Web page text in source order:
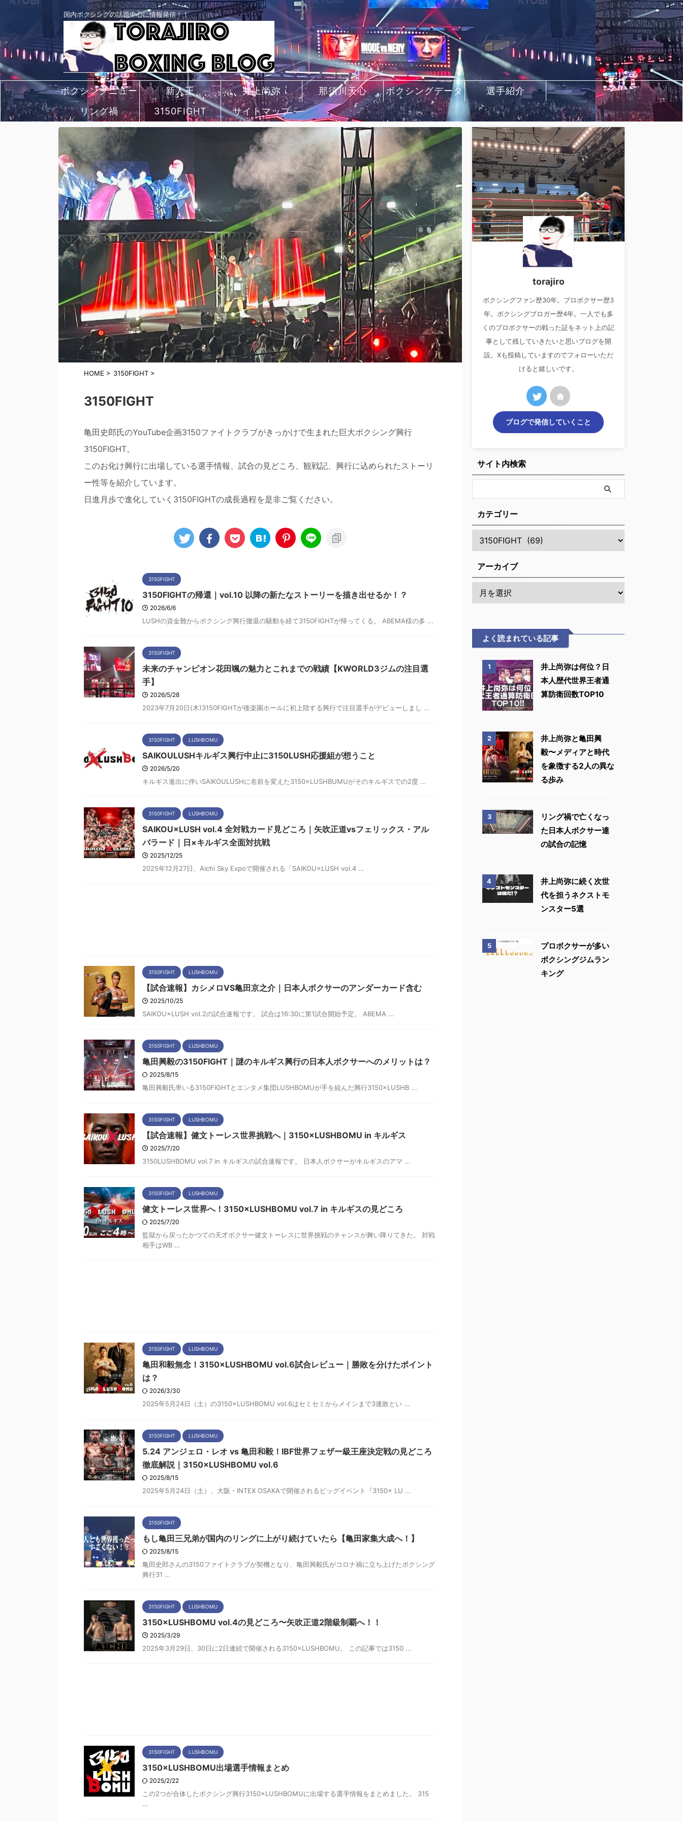
国内ボクシングの話題中心に情報発信！！
ボクシングニュー
ス
新人王 井上尚弥 那須川天心 ボクシングデータ
選手紹介
リング禍
3150FIGHT サイトマップ
HOME > 3150FIGHT >
3150FIGHT
亀田史郎氏のYouTube企画3150ファイトクラブがきっかけで生まれた巨大ボクシング興行
3150FIGHT。
このお化け興行に出場している選手情報、試合の見どころ、観戦記、興行に込められたストーリ
ー性等を紹介しています。
日進月歩で進化していく3150FIGHTの成長過程を是非ご覧ください。
3150FIGHT
3150FIGHTの帰還｜vol.10 以降の新たなストーリーを描き出せるか！？
2026/6/6
LUSHの資金難からボクシング興行撤退の騒動を経て3150FIGHTが帰ってくる。 ABEMA様の多 ...
3150FIGHT
未来のチャンピオン花田颯の魅力とこれまでの戦績【KWORLD3ジムの注目選
手】
2026/5/28
2023年7月20日(木)3150FIGHTが後楽園ホールに初上陸する興行で注目選手がデビューしまし ...
3150FIGHT LUSHBOMU
SAIKOULUSHキルギス興行中止に3150LUSH応援組が想うこと
2026/5/20
キルギス進出に伴いSAIKOULUSHに名前を変えた3150×LUSHBUMUがそのキルギスでの2度 ...
3150FIGHT LUSHBOMU
SAIKOU×LUSH vol.4 全対戦カード見どころ｜矢吹正道vsフェリックス・アル
バラード｜日×キルギス全面対抗戦
2025/12/25
2025年12月27日、Aichi Sky Expoで開催される「SAIKOU×LUSH vol.4 ...
3150FIGHT LUSHBOMU
【試合速報】カシメロVS亀田京之介｜日本人ボクサーのアンダーカード含む
2025/10/25
SAIKOU×LUSH vol.2の試合速報です。 試合は16:30に第1試合開始予定。 ABEMA ...
3150FIGHT LUSHBOMU
亀田興毅の3150FIGHT｜謎のキルギス興行の日本人ボクサーへのメリットは？
2025/8/15
亀田興毅氏率いる3150FIGHTとエンタメ集団LUSHBOMUが手を組んだ興行3150×LUSHB ...
3150FIGHT LUSHBOMU
【試合速報】健文トーレス世界挑戦へ｜3150×LUSHBOMU in キルギス
2025/7/20
3150LUSHBOMU vol.7 in キルギスの試合速報です。 日本人ボクサーがキルギスのアマ ...
3150FIGHT LUSHBOMU
健文トーレス世界へ！3150×LUSHBOMU vol.7 in キルギスの見どころ
2025/7/20
監獄から戻ったかつての天才ボクサー健文トーレスに世界挑戦のチャンスが舞い降りてきた。 対戦
相手はWB ...
3150FIGHT LUSHBOMU
亀田和毅無念！3150×LUSHBOMU vol.6試合レビュー｜勝敗を分けたポイント
は？
2026/3/30
2025年5月24日（土）の3150×LUSHBOMU vol.6はセミセミからメインまで3連敗とい ...
3150FIGHT LUSHBOMU
5.24 アンジェロ・レオ vs 亀田和毅！IBF世界フェザー級王座決定戦の見どころ
徹底解説｜3150×LUSHBOMU vol.6
2025/8/15
2025年5月24日（土）、大阪・INTEX OSAKAで開催されるビッグイベント『3150× LU ...
3150FIGHT
もし亀田三兄弟が国内のリングに上がり続けていたら【亀田家集大成へ！】
2025/8/15
亀田史郎さんの3150ファイトクラブが契機となり、亀田興毅氏がコロナ禍に立ち上げたボクシング
興行31 ...
3150FIGHT LUSHBOMU
3150×LUSHBOMU vol.4の見どころ〜矢吹正道2階級制覇へ！！
2025/3/29
2025年3月29日、30日に2日連続で開催される3150×LUSHBOMU。 この記事では3150 ...
3150FIGHT LUSHBOMU
3150×LUSHBOMU出場選手情報まとめ
2025/2/22
この2つが合体したボクシング興行3150×LUSHBOMUに出場する選手情報をまとめました。 315
...
torajiro
ボクシングファン歴30年。プロボクサー歴3
年。ボクシングブロガー歴4年。一人でも多
くのプロボクサーの戦った証をネット上の記
事として残していきたいと思いブログを開
設。Xも投稿していますのでフォローいただ
けると嬉しいです。
ブログで発信していくこと
サイト内検索
カテゴリー
アーカイブ
よく読まれている記事
1
井上尚弥は何位？日
本人歴代世界王者通
算防衛回数TOP10
2
井上尚弥と亀田興
毅〜メディアと時代
を象徴する2人の異な
る歩み
3
リング禍で亡くなっ
た日本人ボクサー達
の試合の記憶
4
井上尚弥に続く次世
代を担うネクストモ
ンスター5選
5
プロボクサーが多い
ボクシングジムラン
キング